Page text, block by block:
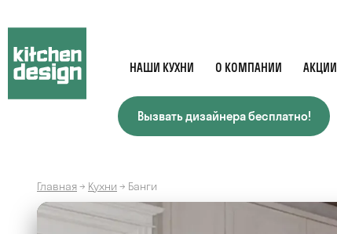
НАШИ КУХНИ О КОМПАНИИ АКЦИИ
Вызвать дизайнера бесплатно!
Главная→ Кухни → Банги